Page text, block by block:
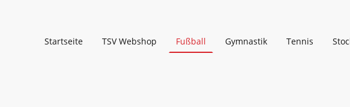
Startseite TSV Webshop Fußball Gymnastik Tennis